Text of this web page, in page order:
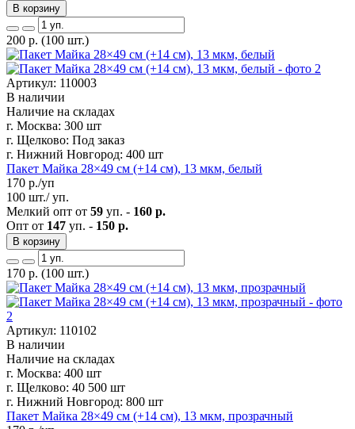
В корзину
200 р. (100 шт.)
Артикул: 110003
В наличии
Наличие на складах
г. Москва: 300 шт
г. Щелково: Под заказ
г. Нижний Новгород: 400 шт
Пакет Майка 28×49 см (+14 см), 13 мкм, белый
170 р./уп
100 шт./ уп.
Мелкий опт от 59 уп. - 160 р.
Опт от 147 уп. - 150 р.
В корзину
170 р. (100 шт.)
Артикул: 110102
В наличии
Наличие на складах
г. Москва: 400 шт
г. Щелково: 40 500 шт
г. Нижний Новгород: 800 шт
Пакет Майка 28×49 см (+14 см), 13 мкм, прозрачный